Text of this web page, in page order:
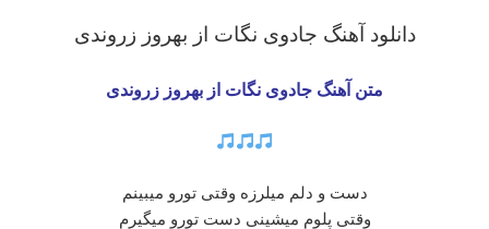
دانلود آهنگ جادوی نگات از بهروز زروندی
متن آهنگ جادوی نگات از بهروز زروندی
دست و دلم میلرزه وقتی تورو میبینم
وقتی پلوم میشینی دست تورو میگیرم